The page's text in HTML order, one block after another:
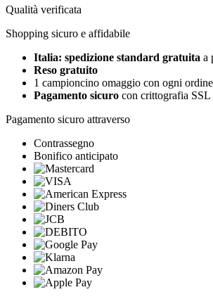
Qualità verificata
Shopping sicuro e affidabile
Italia: spedizione standard gratuita a
Reso gratuito
1 campioncino omaggio con ogni ordine
Pagamento sicuro con crittografia SSL
Pagamento sicuro attraverso
Contrassegno
Bonifico anticipato